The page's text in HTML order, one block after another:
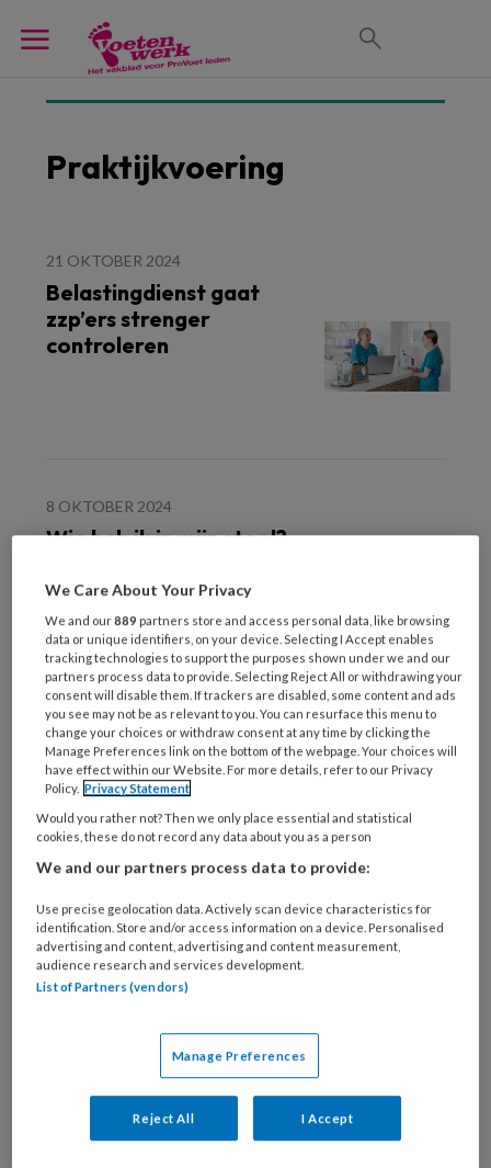
Praktijkvoering
21 OKTOBER 2024
Belastingdienst gaat
zzp’ers strenger
controleren
8 OKTOBER 2024
Wie heb ik in mijn stoel?
1 OKTOBER 2024
Is jouw praktijk digitaal
veilig?
18 SEPTEMBER 2024
Twentse zorginstellingen
stoppen met zzp’ers
We Care About Your Privacy
We and our889 partners store and access personal data, like browsing
data or unique identifiers, on your device. Selecting I Accept enables
tracking technologies to support the purposes shown under we and our
partners process data to provide. Selecting Reject All or withdrawing your
consent will disable them. If trackers are disabled, some content and ads
you see may not be as relevant to you. You can resurface this menu to
change your choices or withdraw consent at any time by clicking the
Manage Preferences link on the bottom of the webpage. Your choices will
have effect within our Website. For more details, refer to our Privacy
Policy. Privacy Statement
Would you rather not? Then we only place essential and statistical
cookies, these do not record any data about you as a person
We and our partners process data to provide:
Use precise geolocation data. Actively scan device characteristics for
identification. Store and/or access information on a device. Personalised
advertising and content, advertising and content measurement,
audience research and services development.
List of Partners (vendors)
Manage Preferences
Reject All I Accept